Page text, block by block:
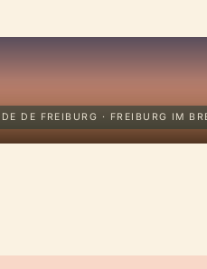
DE FREIBURG · FREIBURG IM